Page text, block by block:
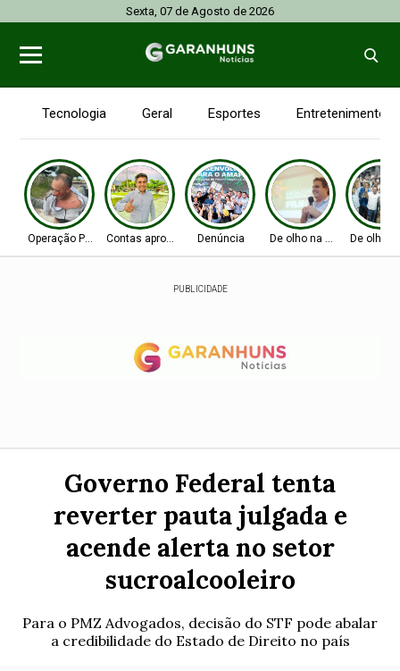
Sexta, 07 de Agosto de 2026
Tecnologia Geral Esportes Entretenimento
Operação PolicialContas aprovadas Denúncia De olho na AlepeDe olho
PUBLICIDADE
Governo Federal tenta
reverter pauta julgada e
acende alerta no setor
sucroalcooleiro
Para o PMZ Advogados, decisão do STF pode abalar
a credibilidade do Estado de Direito no país